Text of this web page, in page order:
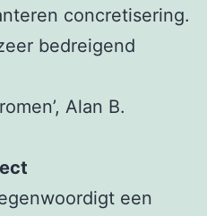
concretisering.
bedreigend
Alan B.
een